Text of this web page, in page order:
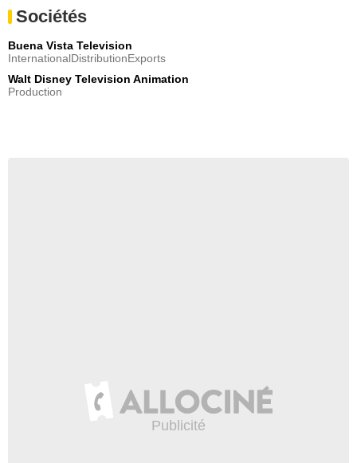
Sociétés
Buena Vista Television
InternationalDistributionExports
Walt Disney Television Animation
Production